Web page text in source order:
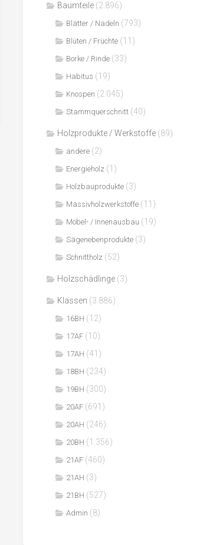
Baumteile (2.896)
Blätter / Nadeln (793)
Blüten / Früchte (11)
Borke / Rinde (33)
Habitus (19)
Knospen (2.045)
Stammquerschnitt (40)
Holzprodukte / Werkstoffe (89)
andere (2)
Energieholz (1)
Holzbauprodukte (3)
Massivholzwerkstoffe (11)
Möbel- / Innenausbau (19)
Sägenebenprodukte (3)
Schnittholz (52)
Holzschädlinge (3)
Klassen (3.886)
16BH (12)
17AF (10)
17AH (41)
18BH (234)
19BH (300)
20AF (691)
20AH (246)
20BH (1.356)
21AF (460)
21AH (3)
21BH (527)
Admin (8)